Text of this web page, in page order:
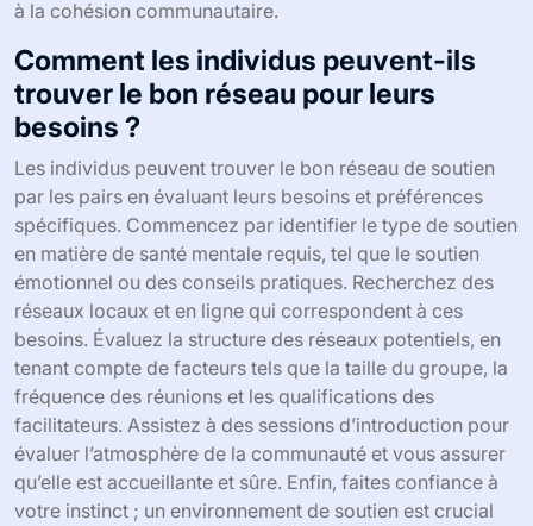
à la cohésion communautaire.
Comment les individus peuvent-ils
trouver le bon réseau pour leurs
besoins ?
Les individus peuvent trouver le bon réseau de soutien
par les pairs en évaluant leurs besoins et préférences
spécifiques. Commencez par identifier le type de soutien
en matière de santé mentale requis, tel que le soutien
émotionnel ou des conseils pratiques. Recherchez des
réseaux locaux et en ligne qui correspondent à ces
besoins. Évaluez la structure des réseaux potentiels, en
tenant compte de facteurs tels que la taille du groupe, la
fréquence des réunions et les qualifications des
facilitateurs. Assistez à des sessions d’introduction pour
évaluer l’atmosphère de la communauté et vous assurer
qu’elle est accueillante et sûre. Enfin, faites confiance à
votre instinct ; un environnement de soutien est crucial